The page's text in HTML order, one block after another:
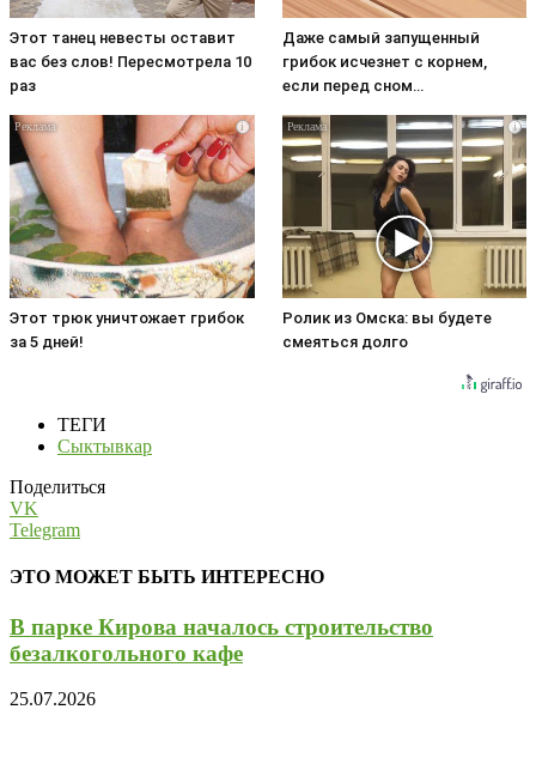
Этот танец невесты оставит
вас без слов! Пересмотрела 10
раз
Даже самый запущенный
грибок исчезнет с корнем,
если перед сном…
i
Этот трюк уничтожает грибок
за 5 дней!
i
Ролик из Омска: вы будете
смеяться долго
ТЕГИ
Сыктывкар
Поделиться
VK
Telegram
ЭТО МОЖЕТ БЫТЬ ИНТЕРЕСНО
В парке Кирова началось строительство
безалкогольного кафе
25.07.2026